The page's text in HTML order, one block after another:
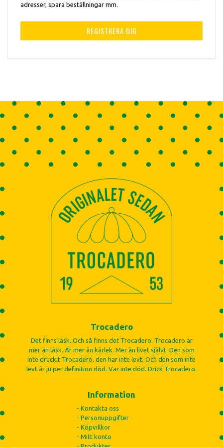
adresser, spara beställningar mm.
REGISTRERA DIG
Trocadero
Det finns läsk. Och så finns det Trocadero. Trocadero är
mer än läsk. Är mer än kärlek. Mer än livet självt. Den som
inte druckit Trocadero, den har inte levt. Och den som inte
levt är ju per definition död. Var inte död. Drick Trocadero.
Information
- Kontakta oss
- Personuppgifter
- Köpvillkor
- Mitt konto